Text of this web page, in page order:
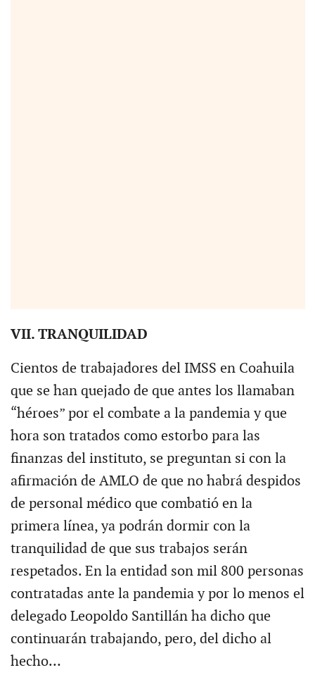
VII. TRANQUILIDAD
Cientos de trabajadores del IMSS en Coahuila
que se han quejado de que antes los llamaban
“héroes” por el combate a la pandemia y que
hora son tratados como estorbo para las
finanzas del instituto, se preguntan si con la
afirmación de AMLO de que no habrá despidos
de personal médico que combatió en la
primera línea, ya podrán dormir con la
tranquilidad de que sus trabajos serán
respetados. En la entidad son mil 800 personas
contratadas ante la pandemia y por lo menos el
delegado Leopoldo Santillán ha dicho que
continuarán trabajando, pero, del dicho al
hecho…